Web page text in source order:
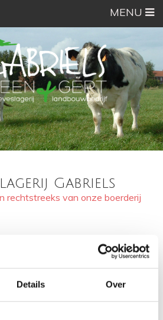
Details Over
MENU
Gabriels
rechtstreeks van onze boerderij
onze hoeveslagerij. Hier verkopen
dieren en kalfsvlees. Ook
worden verkocht. Het assortiment
basis charcuterie, bereide gerechten